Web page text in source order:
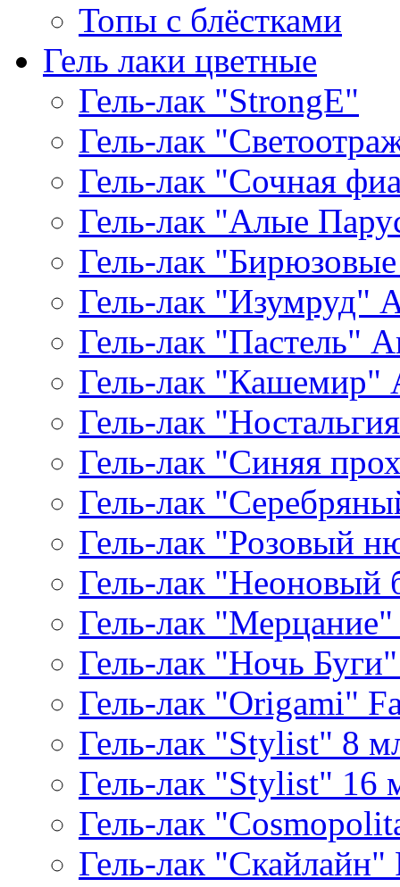
Топы с блёстками
Гель лаки цветные
Гель-лак "StrongE"
Гель-лак
Гель-лак "Сочная
Гель-лак "Алые
Гель-лак
Гель-лак "Изумруд"
Гель-лак "Пастель"
Гель-лак "Кашемир"
Гель-лак
Гель-лак "Синяя
Гель-лак
Гель-лак "Розовый
Гель-лак "Неоновый
Гель-лак
Гель-лак "Ночь
Гель-лак "Origami"
Гель-лак "Stylist" 8
Гель-лак "Stylist" 16
Гель-лак
Гель-лак "Скайлайн"